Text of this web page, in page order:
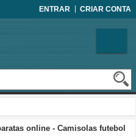
ENTRAR CRIAR CONTA
online - Camisolas futebol